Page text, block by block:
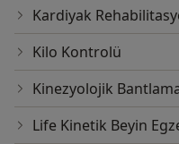
Kardiyak
Kilo Kontrolü
Kinezyolojik
Life Kinetik Beyin